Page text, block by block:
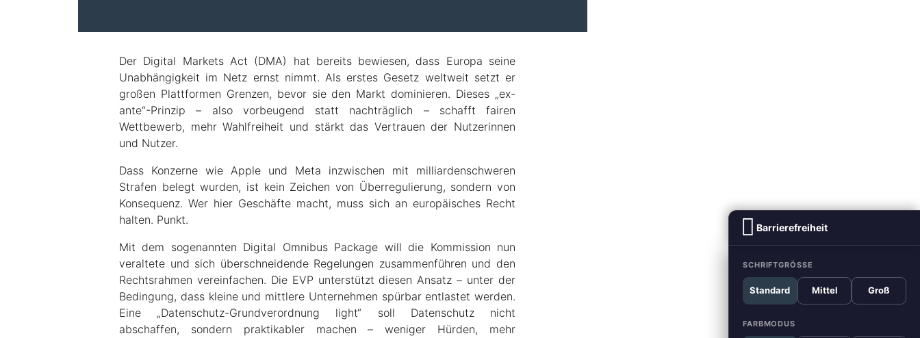
Barrierefreiheit
SCHRIFTGRÖSSE
Standard Mittel Groß
FARBMODUS
Der Digital Markets Act (DMA) hat bereits bewiesen, dass Europa seine
Unabhängigkeit im Netz ernst nimmt. Als erstes Gesetz weltweit setzt er
großen Plattformen Grenzen, bevor sie den Markt dominieren. Dieses „ex-
ante“-Prinzip – also vorbeugend statt nachträglich – schafft fairen
Wettbewerb, mehr Wahlfreiheit und stärkt das Vertrauen der Nutzerinnen
und Nutzer.
Dass Konzerne wie Apple und Meta inzwischen mit milliardenschweren
Strafen belegt wurden, ist kein Zeichen von Überregulierung, sondern von
Konsequenz. Wer hier Geschäfte macht, muss sich an europäisches Recht
halten. Punkt.
Mit dem sogenannten Digital Omnibus Package will die Kommission nun
veraltete und sich überschneidende Regelungen zusammenführen und den
Rechtsrahmen vereinfachen. Die EVP unterstützt diesen Ansatz – unter der
Bedingung, dass kleine und mittlere Unternehmen spürbar entlastet werden.
Eine „Datenschutz-Grundverordnung light“ soll Datenschutz nicht
abschaffen, sondern praktikabler machen – weniger Hürden, mehr